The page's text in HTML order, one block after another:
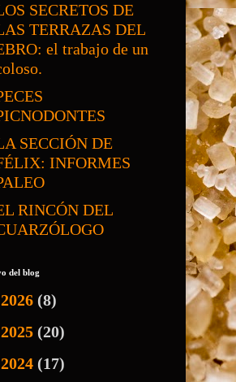
SECRETOS DE
TERRAZAS DEL
el trabajo de un
SECCIÓN DE
INFORMES
RINCÓN DEL
del blog
2026 (8)
2025 (20)
2024 (17)